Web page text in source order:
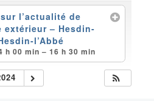
l’actualité de
extérieur – Hesdin-
l’Abbé
h 00 min – 16 h 30 min